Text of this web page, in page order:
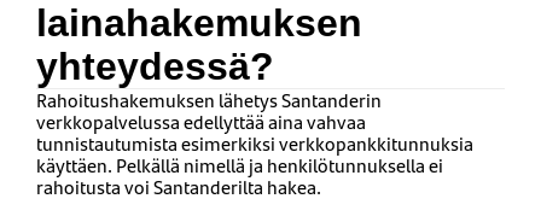
lainahakemuksen
yhteydessä?
Rahoitushakemuksen lähetys Santanderin
verkkopalvelussa edellyttää aina vahvaa
tunnistautumista esimerkiksi verkkopankkitunnuksia
käyttäen. Pelkällä nimellä ja henkilötunnuksella ei
rahoitusta voi Santanderilta hakea.